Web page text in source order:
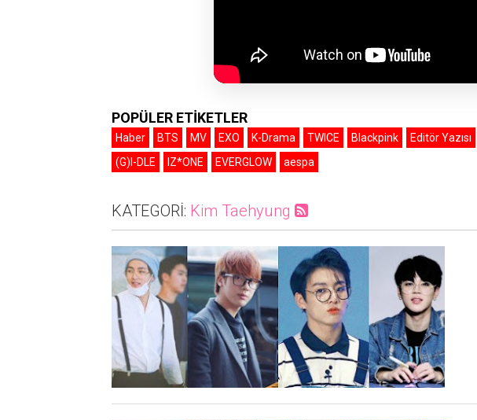
POPÜLER ETİKETLER
Haber BTS MV EXO K-Drama TWICE Blackpink Editör Yazısı
(G)I-DLE
IZ*ONE EVERGLOW aespa
KATEGORİ: Kim Taehyung